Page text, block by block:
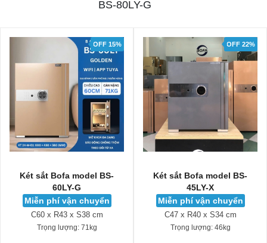
BS-80LY-G
BS-
chuyển
Két sắt Bofa model BS-
Miễn phí vận chuyển
C47 x R40 x S34 cm
Trọng lượng:
Két sắt Bofa
Miễn phí
C35 x R36 x
Trọng